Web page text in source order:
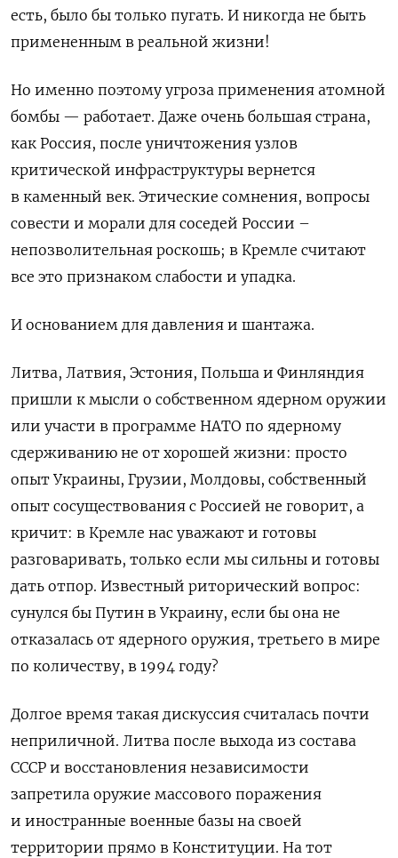
есть, было бы только пугать. И никогда не быть
примененным в реальной жизни!
Но именно поэтому угроза применения атомной
бомбы — работает. Даже очень большая страна,
как Россия, после уничтожения узлов
критической инфраструктуры вернется
в каменный век. Этические сомнения, вопросы
совести и морали для соседей России –
непозволительная роскошь; в Кремле считают
все это признаком слабости и упадка.
И основанием для давления и шантажа.
Литва, Латвия, Эстония, Польша и Финляндия
пришли к мысли о собственном ядерном оружии
или участи в программе НАТО по ядерному
сдерживанию не от хорошей жизни: просто
опыт Украины, Грузии, Молдовы, собственный
опыт сосуществования с Россией не говорит, а
кричит: в Кремле нас уважают и готовы
разговаривать, только если мы сильны и готовы
дать отпор. Известный риторический вопрос:
сунулся бы Путин в Украину, если бы она не
отказалась от ядерного оружия, третьего в мире
по количеству, в 1994 году?
Долгое время такая дискуссия считалась почти
неприличной. Литва после выхода из состава
СССР и восстановления независимости
запретила оружие массового поражения
и иностранные военные базы на своей
территории прямо в Конституции. На тот